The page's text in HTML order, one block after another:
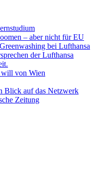
– aber nicht für EU
bei Lufthansa
der Lufthansa
will von Wien
Blick auf das Netzwerk
Zeitung